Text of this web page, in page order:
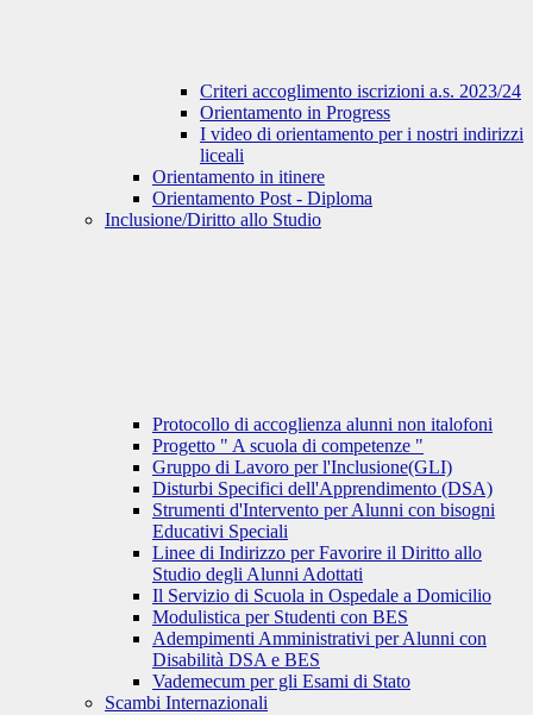
Criteri accoglimento iscrizioni a.s. 2023/24
Orientamento in Progress
I video di orientamento per i nostri indirizzi
liceali
Orientamento in itinere
Orientamento Post - Diploma
Inclusione/Diritto allo Studio
Protocollo di accoglienza alunni non italofoni
Progetto " A scuola di competenze "
Gruppo di Lavoro per l'Inclusione(GLI)
Disturbi Specifici dell'Apprendimento (DSA)
Strumenti d'Intervento per Alunni con bisogni
Educativi Speciali
Linee di Indirizzo per Favorire il Diritto allo
Studio degli Alunni Adottati
Il Servizio di Scuola in Ospedale a Domicilio
Modulistica per Studenti con BES
Adempimenti Amministrativi per Alunni con
Disabilità DSA e BES
Vademecum per gli Esami di Stato
Scambi Internazionali